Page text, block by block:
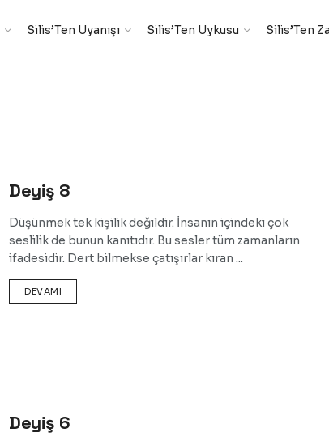
Silis’Ten Uyanışı Silis’Ten Uykusu Silis’Ten
Deyiş 8
Düşünmek tek kişilik değildir. İnsanın içindeki çok
seslilik de bunun kanıtıdır. Bu sesler tüm zamanların
ifadesidir. Dert bilmekse çatışırlar kıran ...
DEVAMI
Deyiş 6